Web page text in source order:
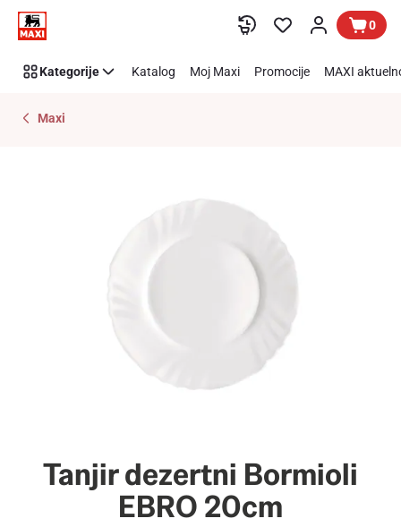
Preskoči link 0
Kategorije Katalog Moj Maxi Promocije MAXI
Maxi
Tanjir dezertni Bormioli
EBRO 20cm